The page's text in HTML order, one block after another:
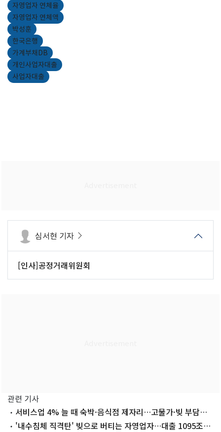
자영업자 연체율
자영업자 연체액
박성훈
한국은행
가계부채DB
개인사업자대출
사업자대출
심서현 기자
[인사]공정거래위원회
관련 기사
서비스업 4% 늘 때 숙박·음식점 제자리…고물가·빚 부담에
자영업 몸살
'내수침체 직격탄' 빚으로 버티는 자영업자…대출 1095조